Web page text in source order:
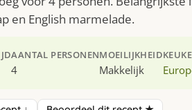
en English marmelade.
AANTAL PERSONEN
4
MOEILIJKHEID
Makkelijk